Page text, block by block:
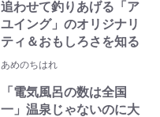
追わせて釣りあげる「ア
ユイング」のオリジナリ
ティ＆おもしろさを知る
あめのちはれ
「電気風呂の数は全国
一」温泉じゃないのに大